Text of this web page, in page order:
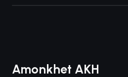
Amonkhet AKH